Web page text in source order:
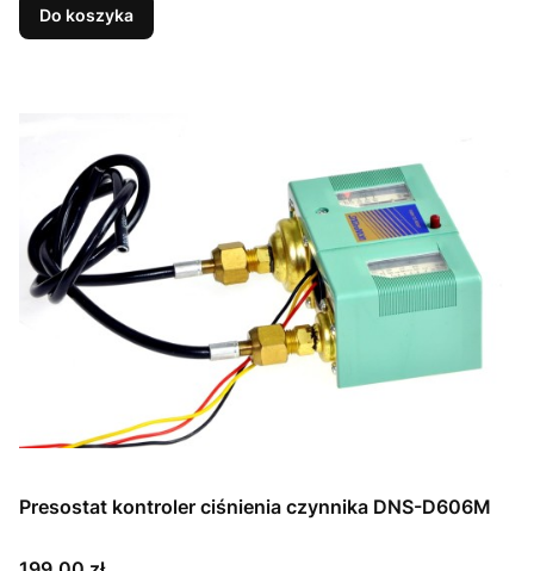
Do koszyka
Presostat kontroler ciśnienia czynnika DNS-D606M